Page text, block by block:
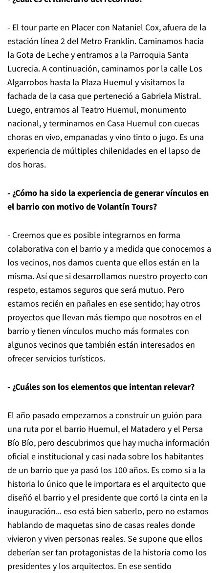
- El tour parte en Placer con Nataniel Cox, afuera de la
estación línea 2 del Metro Franklin. Caminamos hacia
la Gota de Leche y entramos a la Parroquia Santa
Lucrecia. A continuación, caminamos por la calle Los
Algarrobos hasta la Plaza Huemul y visitamos la
fachada de la casa que perteneció a Gabriela Mistral.
Luego, entramos al Teatro Huemul, monumento
nacional, y terminamos en Casa Huemul con cuecas
choras en vivo, empanadas y vino tinto o jugo. Es una
experiencia de múltiples chilenidades en el lapso de
dos horas.
- ¿Cómo ha sido la experiencia de generar vínculos en
el barrio con motivo de Volantín Tours?
- Creemos que es posible integrarnos en forma
colaborativa con el barrio y a medida que conocemos a
los vecinos, nos damos cuenta que ellos están en la
misma. Así que si desarrollamos nuestro proyecto con
respeto, estamos seguros que será mutuo. Pero
estamos recién en pañales en ese sentido; hay otros
proyectos que llevan más tiempo que nosotros en el
barrio y tienen vínculos mucho más formales con
algunos vecinos que también están interesados en
ofrecer servicios turísticos.
- ¿Cuáles son los elementos que intentan relevar?
El año pasado empezamos a construir un guión para
una ruta por el barrio Huemul, el Matadero y el Persa
Bío Bío, pero descubrimos que hay mucha información
oficial e institucional y casi nada sobre los habitantes
de un barrio que ya pasó los 100 años. Es como si a la
historia lo único que le importara es el arquitecto que
diseñó el barrio y el presidente que cortó la cinta en la
inauguración... eso está bien saberlo, pero no estamos
hablando de maquetas sino de casas reales donde
vivieron y viven personas reales. Se supone que ellos
deberían ser tan protagonistas de la historia como los
presidentes y los arquitectos. En ese sentido